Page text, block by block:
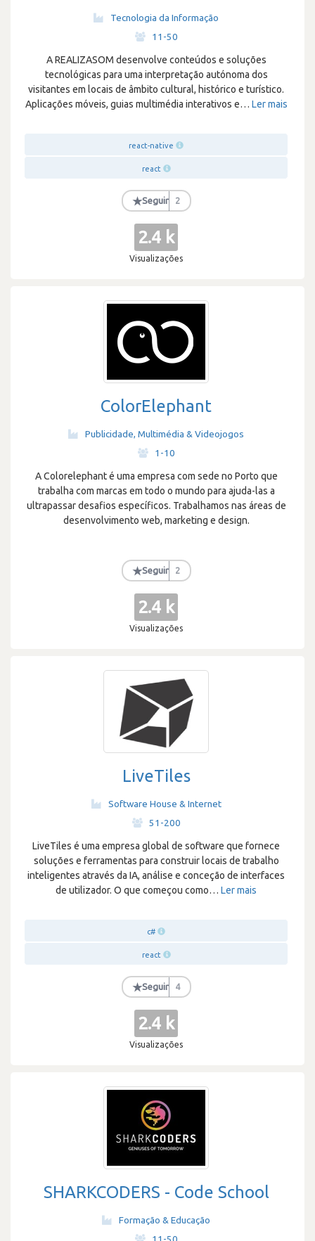
Tecnologia da Informação
11-50
A REALIZASOM desenvolve conteúdos e soluções
tecnológicas para uma interpretação autónoma dos
visitantes em locais de âmbito cultural, histórico e turístico.
Aplicações móveis, guias multimédia interativos e… Ler mais
react-native
react
★Seguir 2
2.4 k
Visualizações
ColorElephant
Publicidade, Multimédia & Videojogos
1-10
A Colorelephant é uma empresa com sede no Porto que
trabalha com marcas em todo o mundo para ajuda-las a
ultrapassar desafios específicos. Trabalhamos nas áreas de
desenvolvimento web, marketing e design.
★Seguir 2
2.4 k
Visualizações
LiveTiles
Software House & Internet
51-200
LiveTiles é uma empresa global de software que fornece
soluções e ferramentas para construir locais de trabalho
inteligentes através da IA, análise e conceção de interfaces
de utilizador. O que começou como… Ler mais
c#
react
★Seguir 4
2.4 k
Visualizações
SHARKCODERS - Code School
Formação & Educação